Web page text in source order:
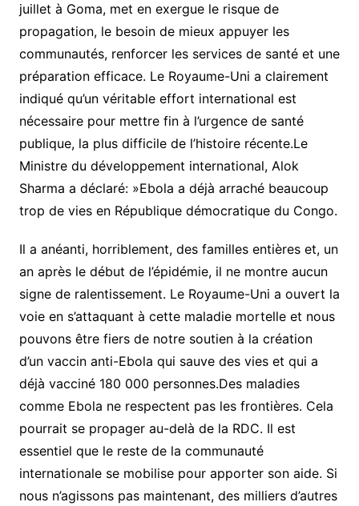
juillet à Goma, met en exergue le risque de
propagation, le besoin de mieux appuyer les
communautés, renforcer les services de santé et une
préparation efficace. Le Royaume-Uni a clairement
indiqué qu’un véritable effort international est
nécessaire pour mettre fin à l’urgence de santé
publique, la plus difficile de l’histoire récente.Le
Ministre du développement international, Alok
Sharma a déclaré: »Ebola a déjà arraché beaucoup
trop de vies en République démocratique du Congo.
Il a anéanti, horriblement, des familles entières et, un
an après le début de l’épidémie, il ne montre aucun
signe de ralentissement. Le Royaume-Uni a ouvert la
voie en s’attaquant à cette maladie mortelle et nous
pouvons être fiers de notre soutien à la création
d’un vaccin anti-Ebola qui sauve des vies et qui a
déjà vacciné 180 000 personnes.Des maladies
comme Ebola ne respectent pas les frontières. Cela
pourrait se propager au-delà de la RDC. Il est
essentiel que le reste de la communauté
internationale se mobilise pour apporter son aide. Si
nous n’agissons pas maintenant, des milliers d’autres